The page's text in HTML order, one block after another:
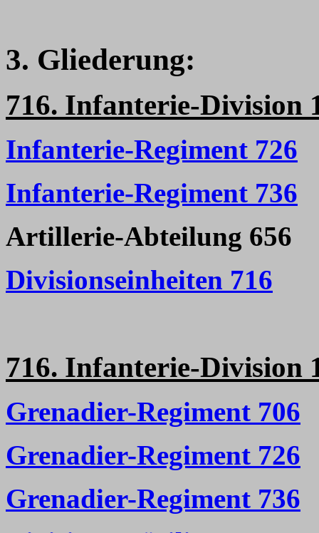
3. Gliederung:
716. Infanterie-Division
Infanterie-Regiment 726
Infanterie-Regiment 736
Artillerie-Abteilung 656
Divisionseinheiten 716
716. Infanterie-Division
Grenadier-Regiment 706
Grenadier-Regiment 726
Grenadier-Regiment 736